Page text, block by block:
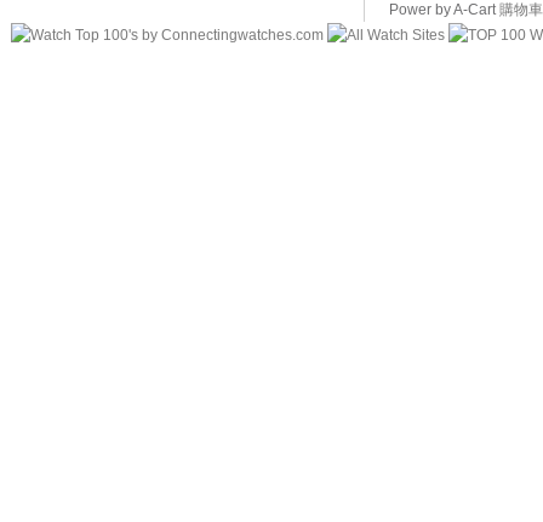
Power by A-Cart購物車